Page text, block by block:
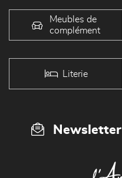
Meubles de
complément
Literie
Newsletter